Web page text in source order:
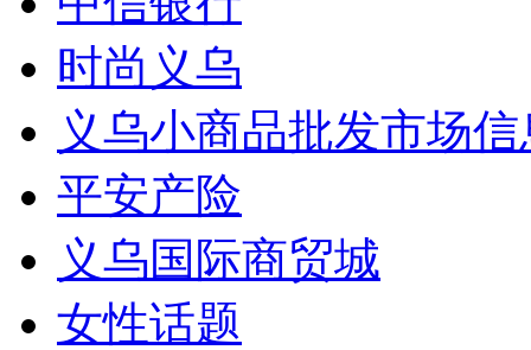
时尚义乌
义乌小商品批发市场
平安产险
义乌国际商贸城
女性话题